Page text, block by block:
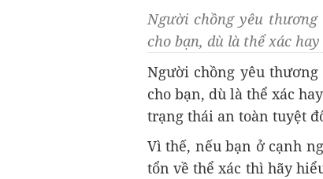
Người chồng yêu
cho bạn, dù là thể xác
Người chồng yêu
cho bạn, dù là thể xác
trạng thái an toàn tuyệt
Vì thế, nếu bạn ở cạnh
tổn về thể xác thì hãy